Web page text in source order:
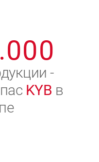
.000
-
KYB в